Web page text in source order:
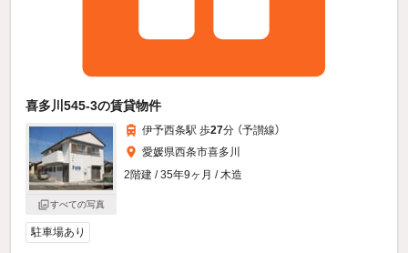
喜多川545-3の賃貸物件
すべての写真
伊予西条駅 歩27分 （予讃線）
愛媛県西条市喜多川
2階建 / 35年9ヶ月 / 木造
駐車場あり